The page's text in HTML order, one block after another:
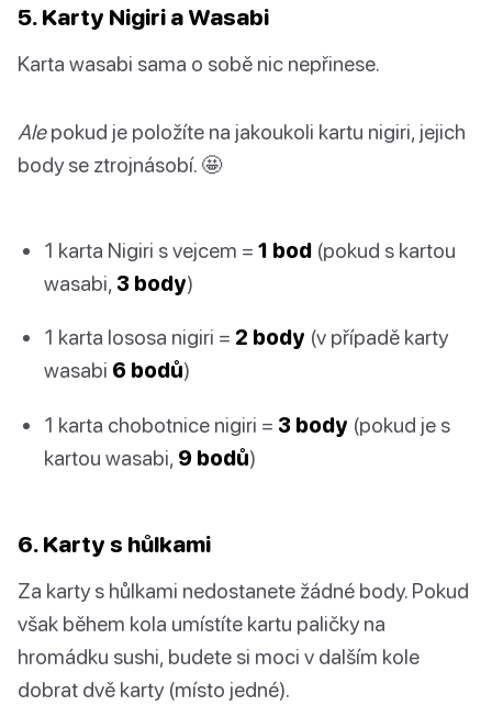
5. Karty Nigiri a Wasabi
Karta wasabi sama o sobě nic nepřinese.
Alepokud je položíte na jakoukoli kartu nigiri, jejich
body se ztrojnásobí. 🤩
1 karta Nigiri s vejcem = 1 bod (pokud s kartou
wasabi, 3 body)
1 karta lososa nigiri = 2 body (v případě karty
wasabi 6 bodů)
1 karta chobotnice nigiri = 3 body (pokud je s
kartou wasabi, 9 bodů)
6. Karty s hůlkami
Za karty s hůlkami nedostanete žádné body. Pokud
však během kola umístíte kartu paličky na
hromádku sushi, budete si moci v dalším kole
dobrat dvě karty (místo jedné).